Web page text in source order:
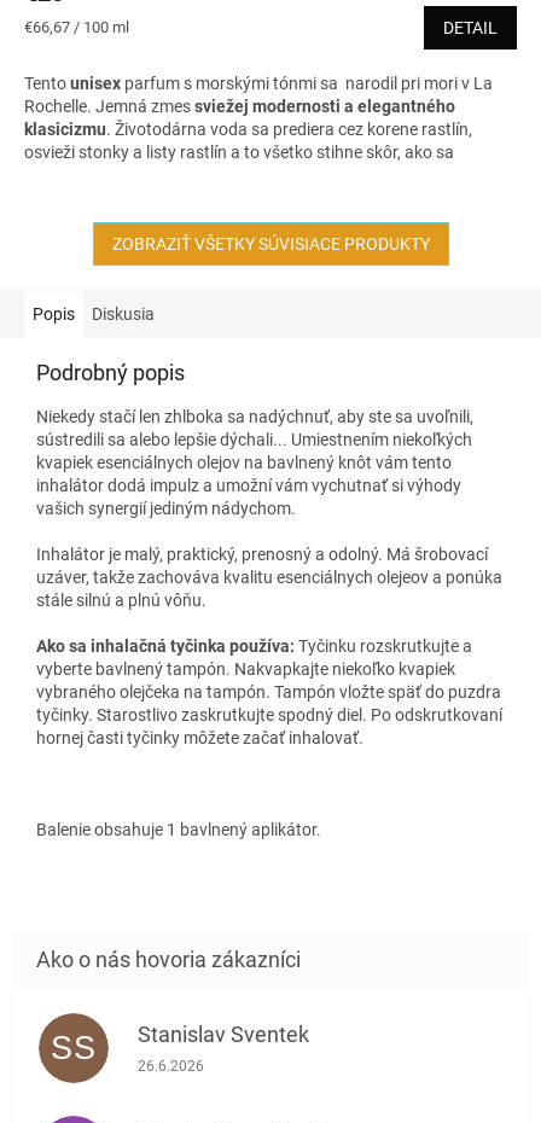
5
hviezdičiek.
Jednotková
€66,67 / 100 ml DETAIL
Tentounisex parfum s morskými tónmi sa narodil pri mori v La
Rochelle. Jemná zmessviežej modernosti a elegantného
klasicizmu. Životodárna voda sa prediera cez korene rastlín,
osvieži stonky a listy rastlín a to všetko stihne skôr, ako sa
vyvážená citrusovými tónmi a zjemnená kyticou bielych
jemných kvetín.Urodzený a distingvovaný dubový mach, spolu
s rafinovaným cédrovým drevom dodáva tomuto parfumu
ZOBRAZIŤ VŠETKY SÚVISIACE PRODUKTY
Popis Diskusia
Podrobný popis
Niekedy stačí len zhlboka sa nadýchnuť, aby ste sa uvoľnili,
sústredili sa alebo lepšie dýchali... Umiestnením niekoľkých
kvapiek esenciálnych olejov na bavlnený knôt vám tento
inhalátor dodá impulz a umožní vám vychutnať si výhody
vašich synergií jediným nádychom.
Inhalátor je malý, praktický, prenosný a odolný. Má šrobovací
uzáver, takže zachováva kvalitu esenciálnych olejeov a ponúka
stále silnú a plnú vôňu.
Ako sa inhalačná tyčinka používa: Tyčinku rozskrutkujte a
vyberte bavlnený tampón. Nakvapkajte niekoľko kvapiek
vybraného olejčeka na tampón. Tampón vložte späť do puzdra
tyčinky. Starostlivo zaskrutkujte spodný diel. Po odskrutkovaní
hornej časti tyčinky môžete začať inhalovať.
Balenie obsahuje 1 bavlnený aplikátor.
SS Stanislav Sventek
Hodnotenie obchodu je 5 z 5 hviezdičiek.
26.6.2026